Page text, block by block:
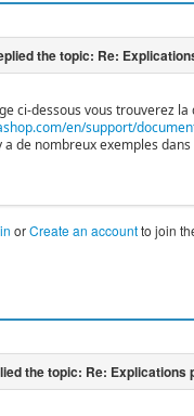
ci-dessous vous trouverez
en/support/
a de nombreux exemples
orCreate an accountto join